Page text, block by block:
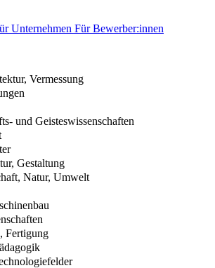
Unternehmen Für Bewerber:innen
Vermessung
und Geisteswissenschaften
Gestaltung
Natur, Umwelt
Fertigung